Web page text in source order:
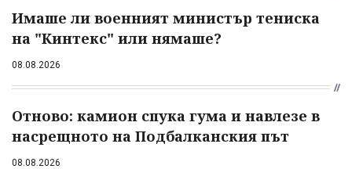
Имаше ли военният министър тениска
на "Кинтекс" или нямаше?
08.08.2026
Отново: камион спука гума и навлезе в
насрещното на Подбалканския път
08.08.2026